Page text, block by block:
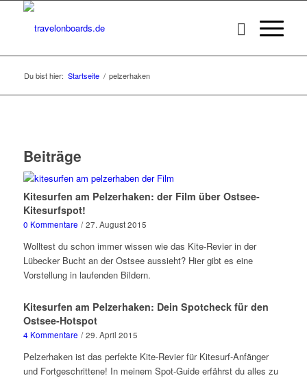
Du bist hier: Startseite / pelzerhaken
Beiträge
Kitesurfen am Pelzerhaken: der Film über Ostsee-
Kitesurfspot!
0 Kommentare / 27. August 2015
Wolltest du schon immer wissen wie das Kite-Revier in der
Lübecker Bucht an der Ostsee aussieht? Hier gibt es eine
Vorstellung in laufenden Bildern.
Kitesurfen am Pelzerhaken: Dein Spotcheck für den
Ostsee-Hotspot
4 Kommentare / 29. April 2015
Pelzerhaken ist das perfekte Kite-Revier für Kitesurf-Anfänger
und Fortgeschrittene! In meinem Spot-Guide erfährst du alles zu